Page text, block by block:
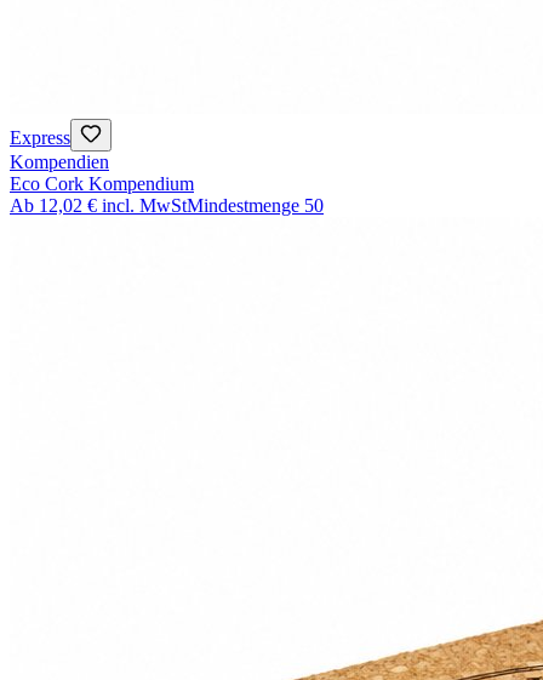
Express
Kompendien
Eco Cork Kompendium
Ab 12,02 € incl. MwStMindestmenge 50